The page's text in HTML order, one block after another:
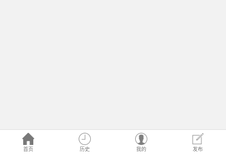
首页 历史 我的 发布